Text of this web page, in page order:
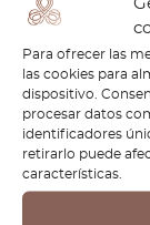
Para ofrecer las
las cookies para
dispositivo.
procesar datos
identificadores
retirarlo puede
características.
¿No